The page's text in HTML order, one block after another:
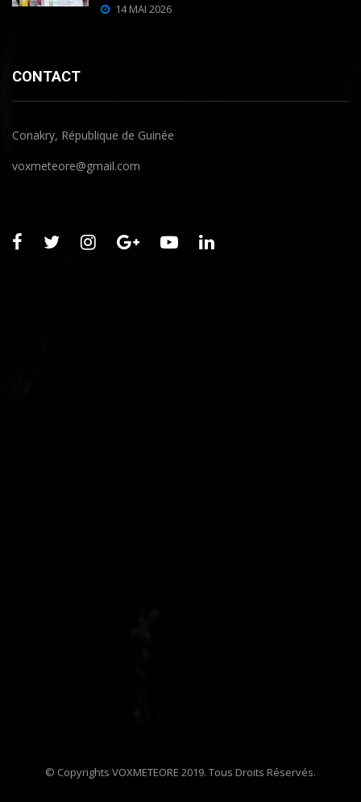
14 MAI 2026
CONTACT
Conakry, République de Guinée
voxmeteore@gmail.com
© Copyrights VOXMETEORE 2019. Tous Droits Réservés.